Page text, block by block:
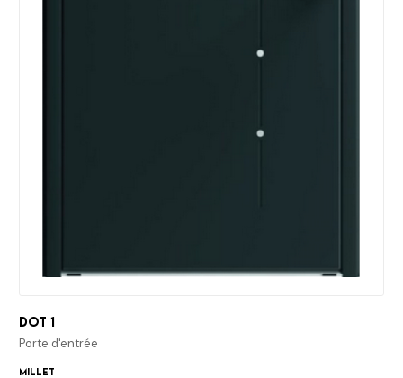
Dot 1
Porte d'entrée
Millet